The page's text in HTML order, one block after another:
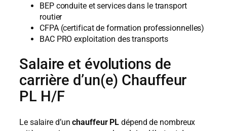
BEP conduite et services dans le transport
routier
CFPA (certificat de formation professionnelles)
BAC PRO exploitation des transports
Salaire et évolutions de
carrière d’un(e) Chauffeur
PL H/F
Le salaire d’unchauffeur PL dépend de nombreux